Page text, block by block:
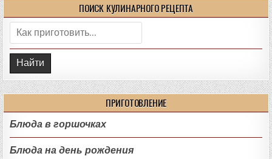
ПОИСК КУЛИНАРНОГО РЕЦЕПТА
Поиск:
ПРИГОТОВЛЕНИЕ
Блюда в горшочках
Блюда на день рождения